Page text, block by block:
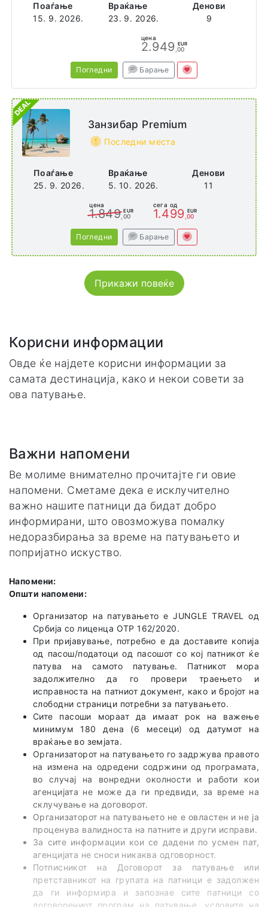
Поаѓање
15. 9. 2026.
Враќање
23. 9. 2026.
Денови
9
цена
2.949 EUR
,00
Погледни Барање
Поаѓање
25. 9. 2026.
Враќање
5. 10. 2026.
Денови
11
Занзибар Premium
Последни места
цена
1.849 EUR
,00
сега од
1.499 EUR
,00
Погледни Барање
Прикажи повеќе
Корисни информации
Овде ќе најдете корисни информации за
самата дестинација, како и некои совети за
ова патување.
Важни напомени
Ве молиме внимателно прочитајте ги овие
напомени. Сметаме дека е исклучително
важно нашите патници да бидат добро
информирани, што овозможува помалку
недоразбирања за време на патувањето и
попријатно искуство.
Напомени:
Општи напомени:
Организатор на патувањето е JUNGLE TRAVEL од
Србија со лиценца OTP 162/2020.
При пријавување, потребно е да доставите копија
од пасош/податоци од пасошот со кој патникот ќе
патува на самото патување. Патникот мора
задолжително да го провери траењето и
исправноста на патниот документ, како и бројот на
слободни страници потребни за патувањето.
Сите пасоши мораат да имаат рок на важење
минимум 180 дена (6 месеци) од датумот на
враќање во земјата.
Организаторот на патувањето го задржува правото
на измена на одредени содржини од програмата,
во случај на вонредни околности и работи кои
агенцијата не може да ги предвиди, за време на
склучување на договорот.
Организаторот на патувањето не е овластен и не ја
проценува валидноста на патните и други исправи.
За сите информации кои се дадени по усмен пат,
агенцијата не сноси никаква одговорност.
Потписникот на Договорот за патување или
претставникот на групата на патници е задолжен
да ги информира и запознае сите патници со
договорениот програм на патување, условите на